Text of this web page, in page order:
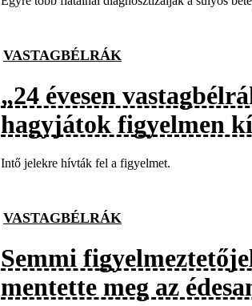
VASTAGBÉLRÁK
„24 évesen
hagyjátok figyelmen
Intő jelekre hívták fel a figyelmet.
VASTAGBÉLRÁK
Semmi
mentette meg az